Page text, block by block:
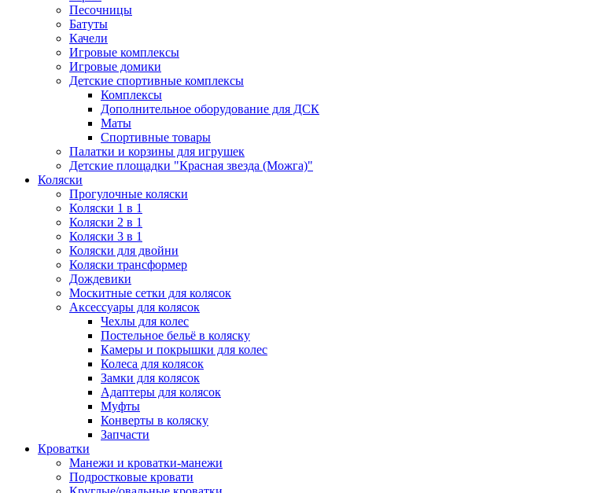
Песочницы
Батуты
Качели
Игровые комплексы
Игровые домики
Детские спортивные комплексы
Комплексы
Дополнительное оборудование для ДСК
Маты
Спортивные товары
Палатки и корзины для игрушек
Детские площадки "Красная звезда (Можга)"
Коляски
Прогулочные коляски
Коляски 1 в 1
Коляски 2 в 1
Коляски 3 в 1
Коляски для двойни
Коляски трансформер
Дождевики
Москитные сетки для колясок
Аксессуары для колясок
Чехлы для колес
Постельное бельё в коляску
Камеры и покрышки для колес
Колеса для колясок
Замки для колясок
Адаптеры для колясок
Муфты
Конверты в коляску
Запчасти
Кроватки
Манежи и кроватки-манежи
Подростковые кровати